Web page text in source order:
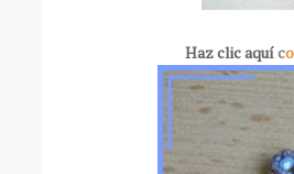
Haz clic aquíc